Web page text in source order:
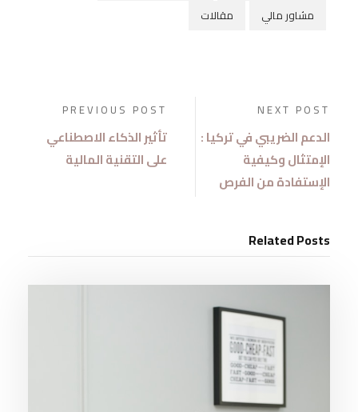
مشاور مالي مقالات
PREVIOUS POST
تأثير الذكاء الاصطناعي
على التقنية المالية
NEXT POST
الدعم الضريبي في تركيا :
الإمتثال وكيفية
الإستفادة من الفرص
Related Posts